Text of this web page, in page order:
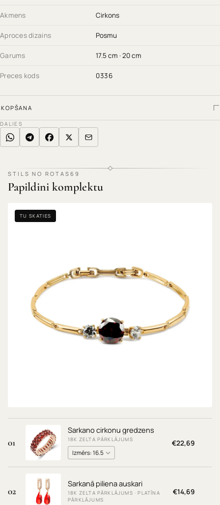
Akmens Cirkons
Aproces dizains Posmu
Garums 17.5 cm · 20 cm
Preces kods 0336
KOPŠANA
DALIES
STILS NO ROTAS69
Papildini komplektu
TU SKATIES
01
Sarkano cirkonu gredzens
18K ZELTA PĀRKLĀJUMS €22,69
02
Sarkanā piliena auskari
18K ZELTA PĀRKLĀJUMS · PLATĪNA
PĀRKLĀJUMS
€14,69